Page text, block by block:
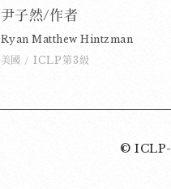
尹子然/作者
Ryan Matthew Hintzman
美國 / ICLP第3級
©